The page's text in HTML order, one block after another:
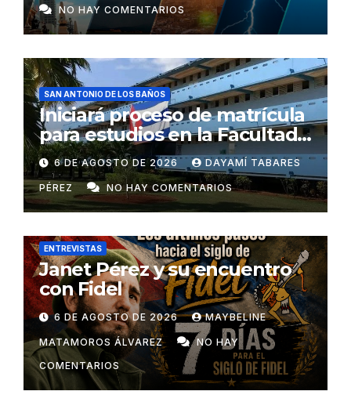
NO HAY COMENTARIOS
SAN ANTONIO DE LOS BAÑOS
Iniciará proceso de matrícula
para estudios en la Facultad
de Ciencias Médicas
6 DE AGOSTO DE 2026 DAYAMÍ TABARES
PÉREZ NO HAY COMENTARIOS
ENTREVISTAS
Janet Pérez y su encuentro
con Fidel
6 DE AGOSTO DE 2026 MAYBELINE
MATAMOROS ÁLVAREZ
NO HAY
COMENTARIOS